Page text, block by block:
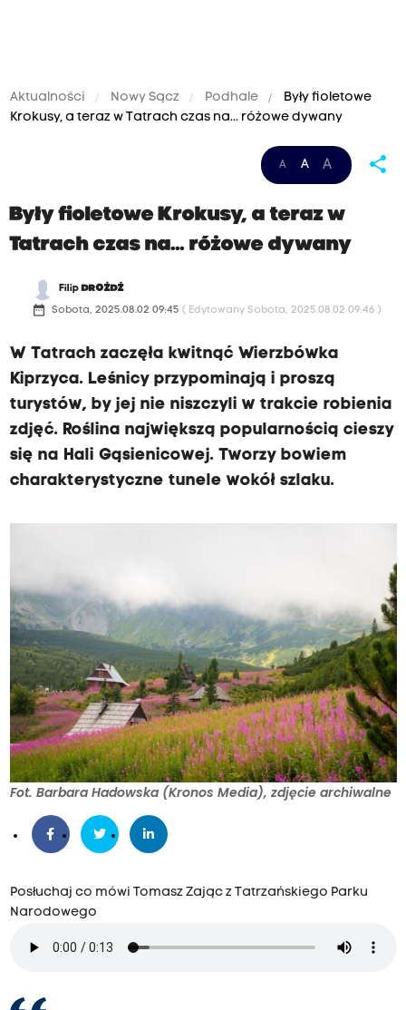
Aktualności Nowy Sącz Podhale
Były fioletowe
Krokusy, a teraz w Tatrach czas na... różowe dywany
A A A share
Były fioletowe Krokusy, a teraz w
Tatrach czas na... różowe dywany
Filip DROŻDŻ
date_range Sobota, 2025.08.02 09:45 ( Edytowany Sobota, 2025.08.02 09:46 )
W Tatrach zaczęła kwitnąć Wierzbówka
Kiprzyca. Leśnicy przypominają i proszą
turystów, by jej nie niszczyli w trakcie robienia
zdjęć. Roślina największą popularnością cieszy
się na Hali Gąsienicowej. Tworzy bowiem
charakterystyczne tunele wokół szlaku.
Fot. Barbara Hadowska (Kronos Media), zdjęcie archiwalne
Posłuchaj co mówi Tomasz Zając z Tatrzańskiego Parku
Narodowego